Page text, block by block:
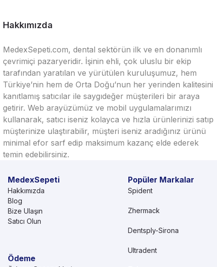
Hakkımızda
MedexSepeti.com, dental sektörün ilk ve en donanımlı
çevrimiçi pazaryeridir. İşinin ehli, çok uluslu bir ekip
tarafından yaratılan ve yürütülen kuruluşumuz, hem
Türkiye’nin hem de Orta Doğu’nun her yerinden kalitesini
kanıtlamış satıcılar ile saygıdeğer müşterileri bir araya
getirir. Web arayüzümüz ve mobil uygulamalarımızı
kullanarak, satıcı iseniz kolayca ve hızla ürünlerinizi satıp
müşterinize ulaştırabilir, müşteri iseniz aradığınız ürünü
minimal efor sarf edip maksimum kazanç elde ederek
temin edebilirsiniz.
MedexSepeti
Hakkımızda
Blog
Bize Ulaşın
Satıcı Olun
Ödeme
Popüler Markalar
Spident
Zhermack
Dentsply-Sirona
Ultradent